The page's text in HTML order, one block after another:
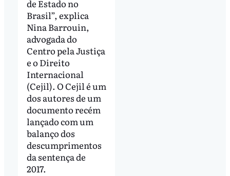
de Estado no
Brasil”, explica
Nina Barrouin,
advogada do
Centro pela Justiça
e o Direito
Internacional
(Cejil). O Cejil é um
dos autores de um
documento recém
lançado com um
balanço dos
descumprimentos
da sentença de
2017.